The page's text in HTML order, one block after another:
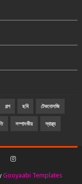
গল্প ছবি টেকনোলজি
সম্পাদকীয় স্বাস্থ্য
Gooyaabi Templates